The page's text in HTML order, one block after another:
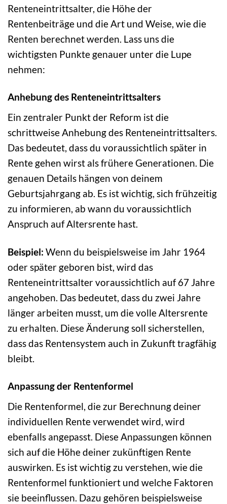
Renteneintrittsalter, die Höhe der
Rentenbeiträge und die Art und Weise, wie die
Renten berechnet werden. Lass uns die
wichtigsten Punkte genauer unter die Lupe
nehmen:
Anhebung des Renteneintrittsalters
Ein zentraler Punkt der Reform ist die
schrittweise Anhebung des Renteneintrittsalters.
Das bedeutet, dass du voraussichtlich später in
Rente gehen wirst als frühere Generationen. Die
genauen Details hängen von deinem
Geburtsjahrgang ab. Es ist wichtig, sich frühzeitig
zu informieren, ab wann du voraussichtlich
Anspruch auf Altersrente hast.
Beispiel: Wenn du beispielsweise im Jahr 1964
oder später geboren bist, wird das
Renteneintrittsalter voraussichtlich auf 67 Jahre
angehoben. Das bedeutet, dass du zwei Jahre
länger arbeiten musst, um die volle Altersrente
zu erhalten. Diese Änderung soll sicherstellen,
dass das Rentensystem auch in Zukunft tragfähig
bleibt.
Anpassung der Rentenformel
Die Rentenformel, die zur Berechnung deiner
individuellen Rente verwendet wird, wird
ebenfalls angepasst. Diese Anpassungen können
sich auf die Höhe deiner zukünftigen Rente
auswirken. Es ist wichtig zu verstehen, wie die
Rentenformel funktioniert und welche Faktoren
sie beeinflussen. Dazu gehören beispielsweise